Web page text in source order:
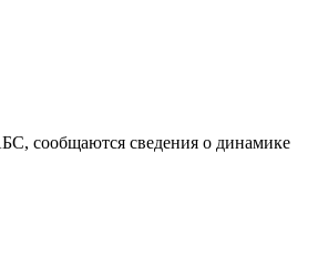
сообщаются сведения о динамике